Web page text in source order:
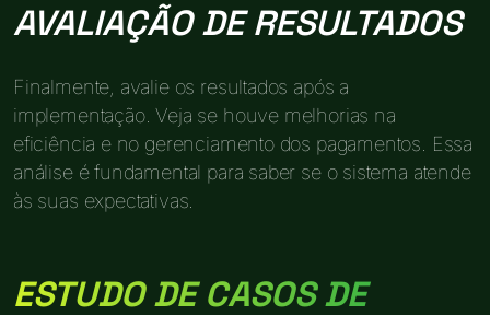
AVALIAÇÃO DE RESULTADOS
Finalmente, avalie os resultados após a
implementação. Veja se houve melhorias na
eficiência e no gerenciamento dos pagamentos. Essa
análise é fundamental para saber se o sistema atende
às suas expectativas.
ESTUDO DE CASOS DE